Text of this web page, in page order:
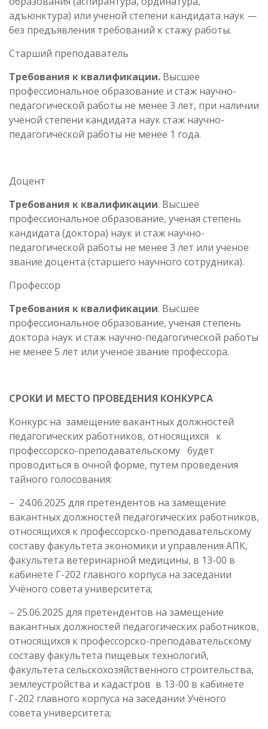
адъюнктура) или ученой степени кандидата наук —
без предъявления требований к стажу работы.
Старший преподаватель
Требования к квалификации. Высшее
профессиональное образование и стаж научно-
педагогической работы не менее 3 лет, при наличии
ученой степени кандидата наук стаж научно-
педагогической работы не менее 1 года.
Доцент
Требования к квалификации. Высшее
профессиональное образование, ученая степень
кандидата (доктора) наук и стаж научно-
педагогической работы не менее 3 лет или ученое
звание доцента (старшего научного сотрудника).
Профессор
Требования к квалификации. Высшее
профессиональное образование, ученая степень
доктора наук и стаж научно-педагогической работы
не менее 5 лет или ученое звание профессора.
СРОКИ И МЕСТО ПРОВЕДЕНИЯ КОНКУРСА
Конкурс на замещение вакантных должностей
педагогических работников, относящихся к
профессорско-преподавательскому будет
проводиться в очной форме, путем проведения
тайного голосования:
– 24.06.2025 для претендентов на замещение
вакантных должностей педагогических работников,
относящихся к профессорско-преподавательскому
составу факультета экономики и управления АПК,
факультета ветеринарной медицины, в 13-00 в
кабинете Г-202 главного корпуса на заседании
Учёного совета университета;
– 25.06.2025 для претендентов на замещение
вакантных должностей педагогических работников,
относящихся к профессорско-преподавательскому
составу факультета пищевых технологий,
факультета сельскохозяйственного строительства,
землеустройства и кадастров в 13-00 в кабинете
Г-202 главного корпуса на заседании Учёного
совета университета;